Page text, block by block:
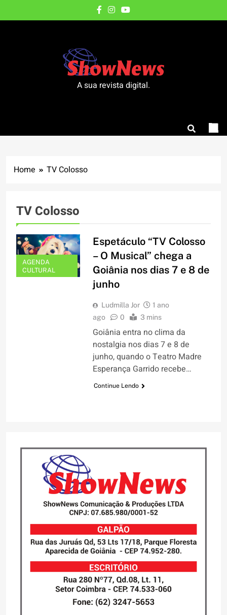
to
A sua revista digital.
Home TV Colosso
TV Colosso
AGENDA
CULTURAL
Espetáculo “TV Colosso
– O Musical” chega a
Goiânia nos dias 7 e 8 de
junho
Ludmilla Jor
1 ano
ago
0 3 mins
Goiânia entra no clima da
nostalgia nos dias 7 e 8 de
junho, quando o Teatro Madre
Esperança Garrido recebe…
Continue Lendo